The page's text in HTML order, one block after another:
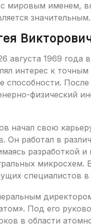
мировым именем,
значительным.
августа 1969 года
интерес к точным
способности.
физический
начал свою
Он работал в
разработкой
микросхем.
специалистов в
Под его
в области